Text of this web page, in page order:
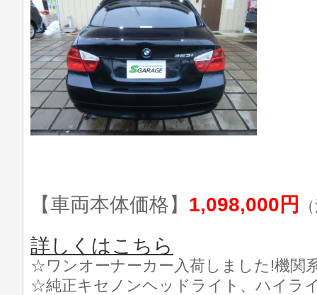
【車両本体価格】 1,098,000円
詳しくはこちら
☆ワンオーナーカー入荷しました!機関
☆純正キセノンヘッドライト、ハイラ